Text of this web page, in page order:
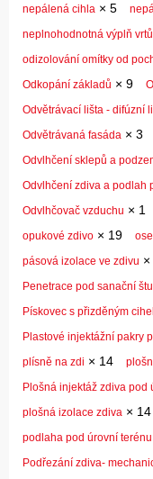
nepálená cihla × 5
neplnohodnotná výplň vrtů
odizolování omítky od
Odkopání základů × 9
Odvětrávací lišta - difúzní
Odvětrávaná fasáda × 3
Odvlhčení sklepů a
Odvlhčení zdiva a podlah
Odvlhčovač vzduchu × 1
opukové zdivo × 19
pásová izolace ve zdivu ×
Penetrace pod sanační
Pískovec s přizděným
Plastové injektážní pakry
plísně na zdi × 14
Plošná injektáž zdiva pod
plošná izolace zdiva × 14
podlaha pod úrovní terénu
Podřezání zdiva-